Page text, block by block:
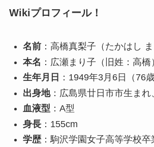
Wikiプロフィール！
名前：高橋真梨子（たかはし ま
本名 ：広瀬まり子（旧姓：高橋
生年月日 ：1949年3月6日（76歳
出身地：広島県廿日市市生まれ
血液型 ：A型
身長：155cm
学歴：駒沢学園女子高等学校卒